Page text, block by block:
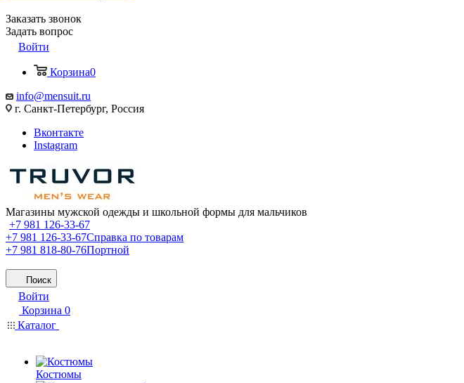
Заказать звонок
Задать вопрос
Войти
Корзина0
info@mensuit.ru
г. Санкт-Петербург, Россия
Вконтакте
Instagram
Магазины мужской одежды и школьной формы для мальчиков
+7 981 126-33-67
+7 981 126-33-67Справка по товарам
+7 981 818-80-76Портной
Поиск
Войти
Корзина 0
Каталог
Костюмы